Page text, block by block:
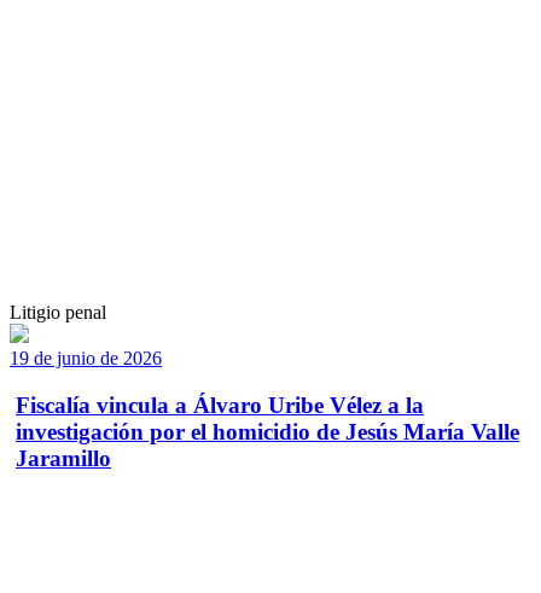
Litigio penal
19 de junio de 2026
Fiscalía vincula a Álvaro Uribe Vélez a la
investigación por el homicidio de Jesús María Valle
Jaramillo